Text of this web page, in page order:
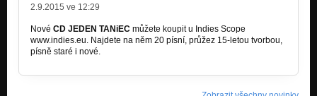
2.9.2015 ve 12:29
Nové CD JEDEN TANiEC můžete koupit u Indies Scope
www.indies.eu. Najdete na něm 20 písní, průžez 15-letou tvorbou,
písně staré i nové.